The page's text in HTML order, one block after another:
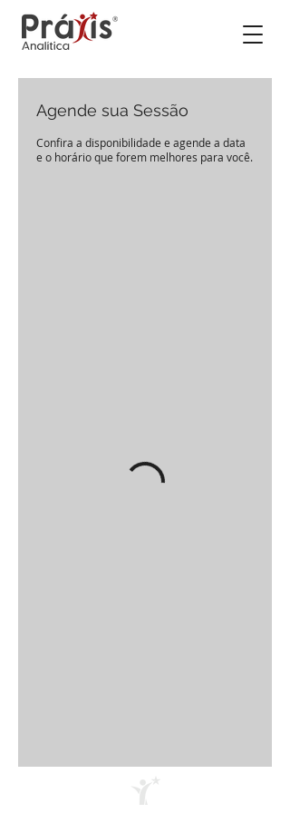
Agende sua Sessão
Confira a disponibilidade e agende a data
e o horário que forem melhores para você.